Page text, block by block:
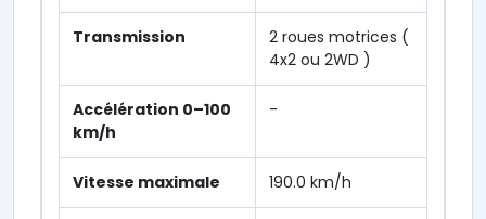
Transmission
2 roues motrices (
4x2 ou 2WD )
Accélération 0–100
km/h
-
Vitesse maximale 190.0 km/h